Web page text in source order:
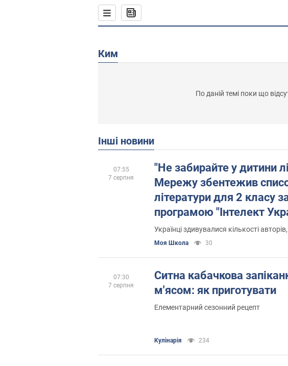
Ким
По даній темі поки що
Інші новини
"Не забирайте у дитини
Мережу збентежив
літератури для 2 класу
програмою "Інтелект
Українці здивувалися кількості
Моя Школа 30
07:55
7 серпня
Ситна кабачкова
м'ясом: як приготувати
Елементарний сезонний рецепт
Кулінарія 234
07:30
7 серпня